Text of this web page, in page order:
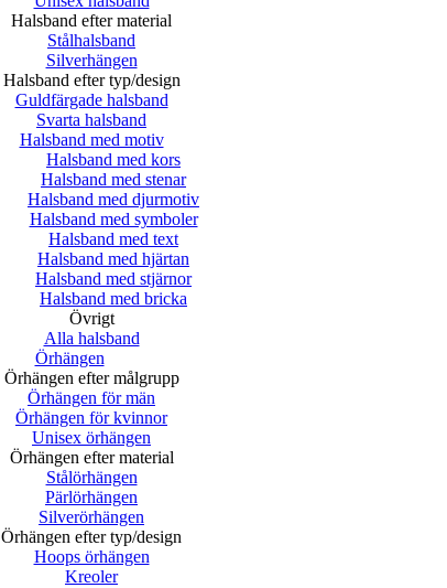
Halsband efter material
Stålhalsband
Silverhängen
Halsband efter typ/design
Guldfärgade halsband
Svarta halsband
Halsband med motiv
Halsband med kors
Halsband med stenar
Halsband med djurmotiv
Halsband med symboler
Halsband med text
Halsband med hjärtan
Halsband med stjärnor
Halsband med bricka
Övrigt
Alla halsband
Örhängen
Örhängen efter målgrupp
Örhängen för män
Örhängen för kvinnor
Unisex örhängen
Örhängen efter material
Stålörhängen
Pärlörhängen
Silverörhängen
Örhängen efter typ/design
Hoops örhängen
Kreoler